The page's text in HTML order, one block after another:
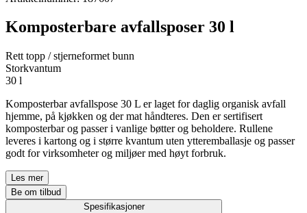
Komposterbare avfallsposer 30 l
Rett topp / stjerneformet bunn
Storkvantum
30 l
Komposterbar avfallspose 30 L er laget for daglig organisk avfall
hjemme, på kjøkken og der mat håndteres. Den er sertifisert
komposterbar og passer i vanlige bøtter og beholdere. Rullene
leveres i kartong og i større kvantum uten ytteremballasje og passer
godt for virksomheter og miljøer med høyt forbruk.
Les mer
Be om tilbud
Spesifikasjoner